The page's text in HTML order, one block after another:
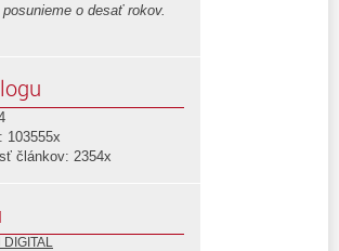
posunieme o desať rokov.
103555x
článkov: 2354x